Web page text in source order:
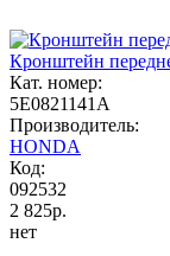
Кронштейн
Кат. номер:
5E0821141A
Производитель:
HONDA
Код:
092532
2 825р.
нет